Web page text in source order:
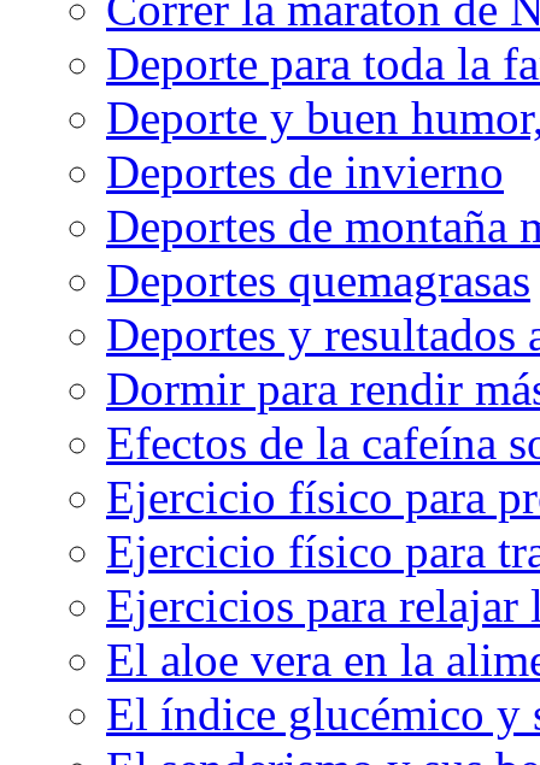
Deporte para toda la
Deporte y buen
Deportes de invierno
Deportes de montaña
Deportes quemagrasas
Deportes y resultados
Dormir para rendir
Efectos de la cafeína
Ejercicio físico para
Ejercicio físico para
Ejercicios para relajar
El aloe vera en la
El índice glucémico y